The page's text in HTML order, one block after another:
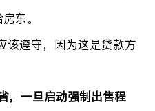
东。
该遵守，因为这是贷款方
，一旦启动强制出售程